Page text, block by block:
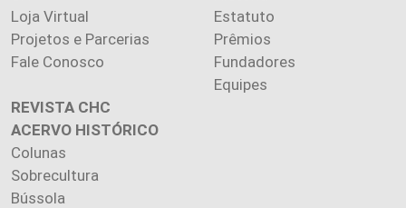
Loja Virtual
Projetos e Parcerias
Fale Conosco
Estatuto
Prêmios
Fundadores
Equipes
REVISTA CHC
ACERVO HISTÓRICO
Colunas
Sobrecultura
Bússola